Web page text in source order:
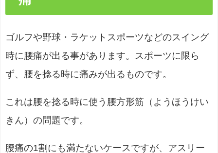
ゴルフや野球・ラケットスポーツなどのスイング
時に腰痛が出る事があります。スポーツに限ら
ず、腰を捻る時に痛みが出るものです。
これは腰を捻る時に使う腰方形筋（ようほうけい
きん）の問題です。
腰痛の1割にも満たないケースですが、アスリー